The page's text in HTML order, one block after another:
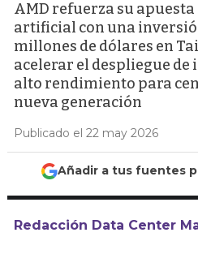
AMD refuerza su
artificial con una
millones de dólares en
acelerar el despliegue
alto rendimiento para
nueva generación
Publicado el 22 may 2026
Añadir a tus fuentes
Redacción Data Center